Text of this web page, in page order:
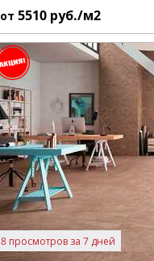
от 5510 руб./м2
8 просмотров за 7 дней